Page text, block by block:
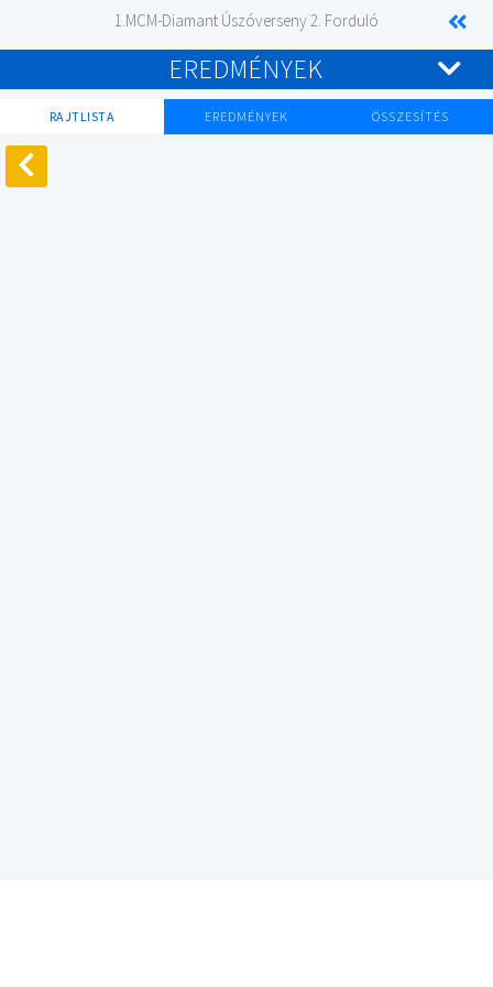
1.MCM-Diamant Úszóverseny 2. Forduló
EREDMÉNYEK
RAJTLISTA EREDMÉNYEK ÖSSZESÍTÉS